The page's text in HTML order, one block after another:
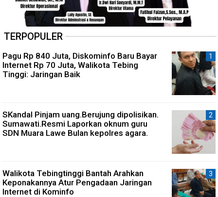
TERPOPULER
Pagu Rp 840 Juta, Diskominfo Baru Bayar
Internet Rp 70 Juta, Walikota Tebing
Tinggi: Jaringan Baik
SKandal Pinjam uang.Berujung dipolisikan.
Sumawati.Resmi Laporkan oknum guru
SDN Muara Lawe Bulan kepolres agara.
Walikota Tebingtinggi Bantah Arahkan
Keponakannya Atur Pengadaan Jaringan
Internet di Kominfo